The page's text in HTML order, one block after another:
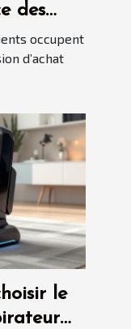
des
?occupent
d’achat
le